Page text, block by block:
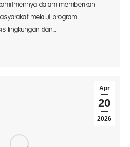
dalam memberikan
melalui program
lingkungan dan…
Apr
20
2026